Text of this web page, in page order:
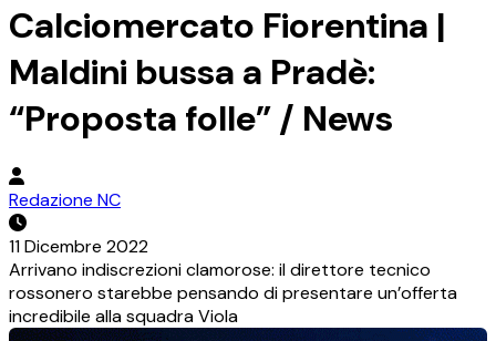
Calciomercato Fiorentina |
Maldini bussa a Pradè:
“Proposta folle” / News
Redazione NC
11 Dicembre 2022
Arrivano indiscrezioni clamorose: il direttore tecnico
rossonero starebbe pensando di presentare un’offerta
incredibile alla squadra Viola